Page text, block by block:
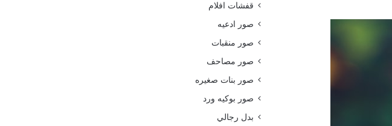
قفشات افلام
صور ادعيه
صور منقبات
صور مصاحف
صور بنات صغيره
صور بوكيه ورد
بدل رجالي